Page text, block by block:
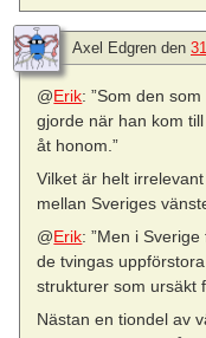
Axel Edgren den
@Erik: ”Som den
gjorde när han kom
åt honom.”
Vilket är helt
mellan Sveriges
@Erik: ”Men i
de tvingas
strukturer som ursäkt
Nästan en tiondel av